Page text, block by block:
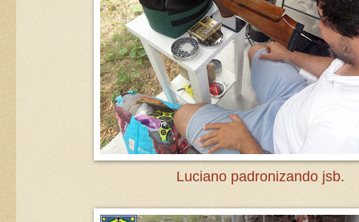
Luciano padronizando jsb.